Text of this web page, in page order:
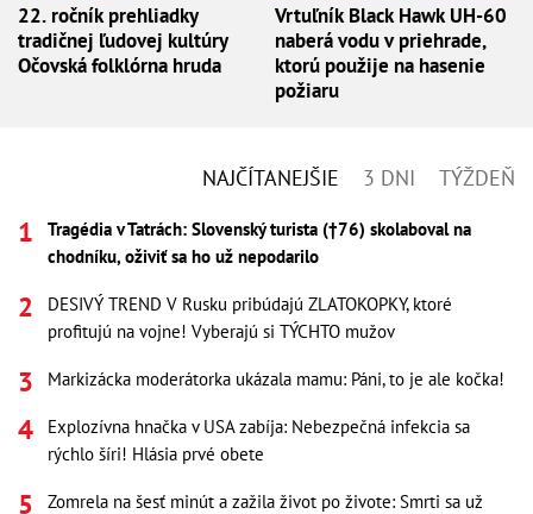
22. ročník prehliadky
tradičnej ľudovej kultúry
Očovská folklórna hruda
Vrtuľník Black Hawk UH-60
naberá vodu v priehrade,
ktorú použije na hasenie
požiaru
NAJČÍTANEJŠIE 3 DNI TÝŽDEŇ
Tragédia v Tatrách: Slovenský turista (†76) skolaboval na
chodníku, oživiť sa ho už nepodarilo
DESIVÝ TREND V Rusku pribúdajú ZLATOKOPKY, ktoré
profitujú na vojne! Vyberajú si TÝCHTO mužov
Markizácka moderátorka ukázala mamu: Páni, to je ale kočka!
Explozívna hnačka v USA zabíja: Nebezpečná infekcia sa
rýchlo šíri! Hlásia prvé obete
Zomrela na šesť minút a zažila život po živote: Smrti sa už